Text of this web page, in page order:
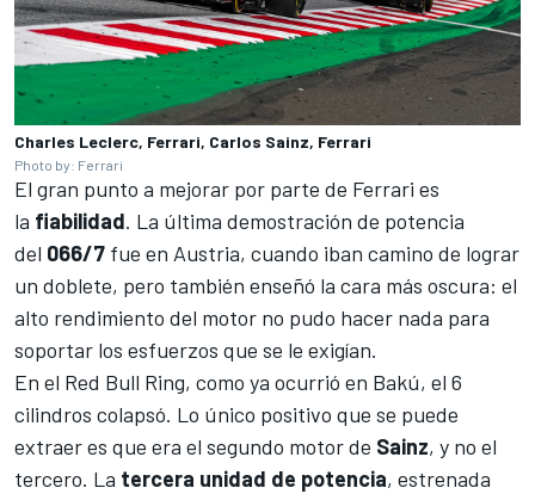
Charles Leclerc, Ferrari, Carlos Sainz, Ferrari
Photo by: Ferrari
El gran punto a mejorar por parte de Ferrari es
la fiabilidad. La última demostración de potencia
del 066/7 fue en Austria, cuando iban camino de lograr
un doblete, pero también enseñó la cara más oscura: el
alto rendimiento del motor no pudo hacer nada para
soportar los esfuerzos que se le exigían.
En el Red Bull Ring, como ya ocurrió en Bakú, el 6
cilindros colapsó. Lo único positivo que se puede
extraer es que era el segundo motor de Sainz, y no el
tercero. La tercera unidad de potencia, estrenada